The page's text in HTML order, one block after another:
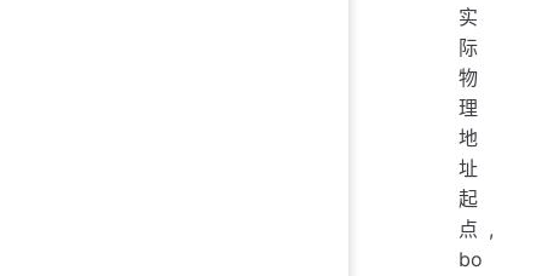
实
际
物
理
地
址
起
点,
bo